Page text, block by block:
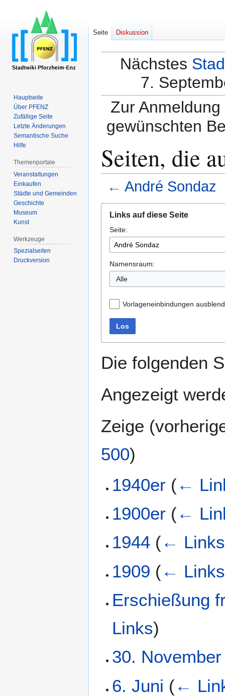
Nächstes
7.
Zur
gewünschten
Seiten, die
← André Sondaz
Navigation
springen
Suche
springen
Links auf diese Seite
Seite:
Namensraum:
Alle
Vorlageneinbindungen
Los
Die folgenden
Angezeigt
Zeige (
500)
1940er (←
1900er (←
1944 (← Links
1909 (← Links
Erschießung
Links)
30. November
6. Juni (←
Seite Diskussion
Hauptseite
Über PFENZ
Zufällige Seite
Letzte Änderungen
Semantische Suche
Hilfe
Themenportale
Veranstaltungen
Einkaufen
Städte und Gemeinden
Geschichte
Museum
Kunst
Werkzeuge
Spezialseiten
Druckversion